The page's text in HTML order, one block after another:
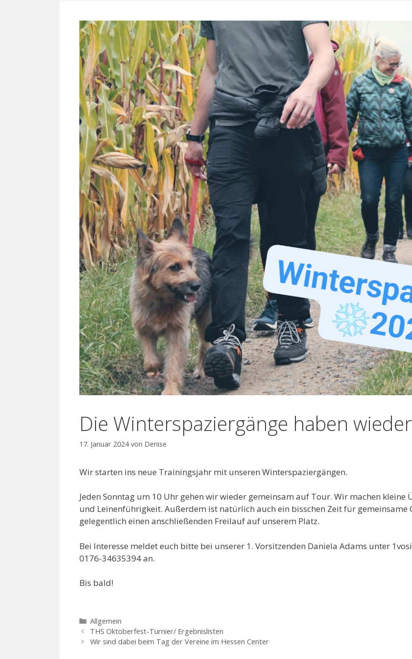
Die Winterspaziergänge haben
17. Januar 2024 von Denise
Wir starten ins neue Trainingsjahr mit unseren Winterspaziergängen.
Jeden Sonntag um 10 Uhr gehen wir wieder gemeinsam auf Tour. Wir machen kleine
und Leinenführigkeit. Außerdem ist natürlich auch ein bisschen Zeit für gemeinsame
gelegentlich einen anschließenden Freilauf auf unserem Platz.
Bei Interesse meldet euch bitte bei unserer 1. Vorsitzenden Daniela Adams unter
0176-34635394 an.
Bis bald!
Kategorien
Allgemein
THS Oktoberfest-Turnier/ Ergebnislisten
Wir sind dabei beim Tag der Vereine im Hessen Center